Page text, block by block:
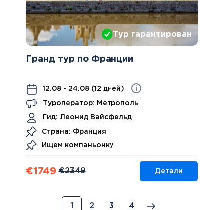
Тур гарантирован
Гранд тур по Франции
12.08 - 24.08 (12 дней)
Туроператор: Метрополь
Гид: Леонид Вайсфельд
Страна: Франция
Ищем компаньонку
€1749 €2349 Детали
1 2 3 4